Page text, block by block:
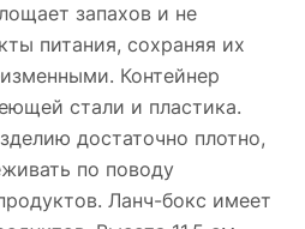
запахов и не
питания, сохраняя их
Контейнер
стали и пластика.
достаточно плотно,
по поводу
Ланч-бокс имеет